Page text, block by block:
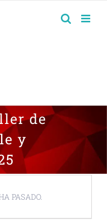
de
y
PASADO.